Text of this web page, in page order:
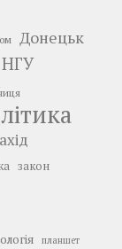
Донецьк
НГУ
закон
планшет